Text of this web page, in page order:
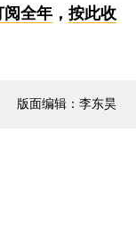
阅全年， 按此收
版面编辑：李东昊